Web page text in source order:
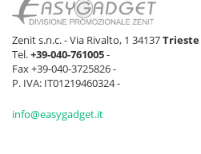
Zenit s.n.c. - Via Rivalto, 1 34137Trieste
Tel.+39-040-761005-
Fax +39-040-3725826 -
P. IVA: IT01219460324 -
info@easygadget.it